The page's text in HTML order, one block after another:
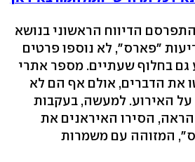
הדיווח הראשוני בנושא
"פארס", לא נוספו פרטים
גם בחלוף שעתיים. מספר אתרי
את הדברים, אולם אף הם לא
על האירוע. למעשה, בעקבות
הראה, הסירו האיראנים את
המזוהה עם משמרות